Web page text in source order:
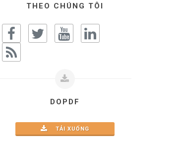
THEO CHÚNG TÔI
DOPDF
TẢI XUỐNG